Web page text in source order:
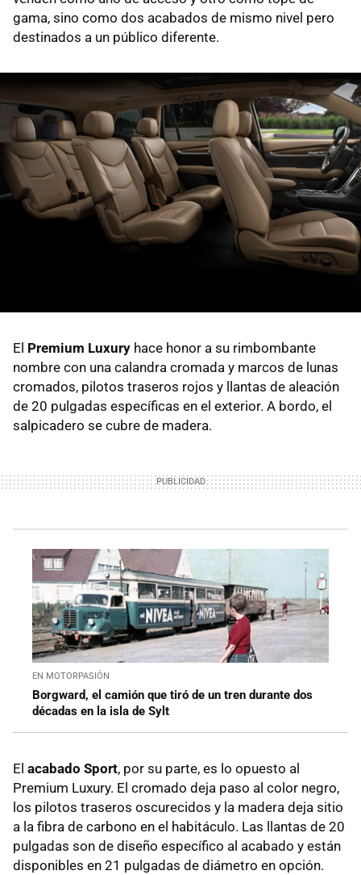
gama, sino como dos acabados de mismo nivel pero
destinados a un público diferente.
El Premium Luxury hace honor a su rimbombante
nombre con una calandra cromada y marcos de lunas
cromados, pilotos traseros rojos y llantas de aleación
de 20 pulgadas específicas en el exterior. A bordo, el
salpicadero se cubre de madera.
EN MOTORPASIÓN
Borgward, el camión que tiró de un tren durante dos
décadas en la isla de Sylt
El acabado Sport, por su parte, es lo opuesto al
Premium Luxury. El cromado deja paso al color negro,
los pilotos traseros oscurecidos y la madera deja sitio
a la fibra de carbono en el habitáculo. Las llantas de 20
pulgadas son de diseño específico al acabado y están
disponibles en 21 pulgadas de diámetro en opción.